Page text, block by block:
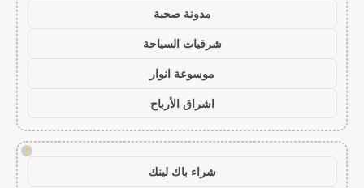
مدونة صحبة
شرقيات السياحة
موسوعة انوار
اشراق الأرباح
!
شراء باك لينك